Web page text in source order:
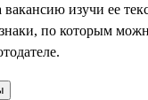
изучи ее
по которым